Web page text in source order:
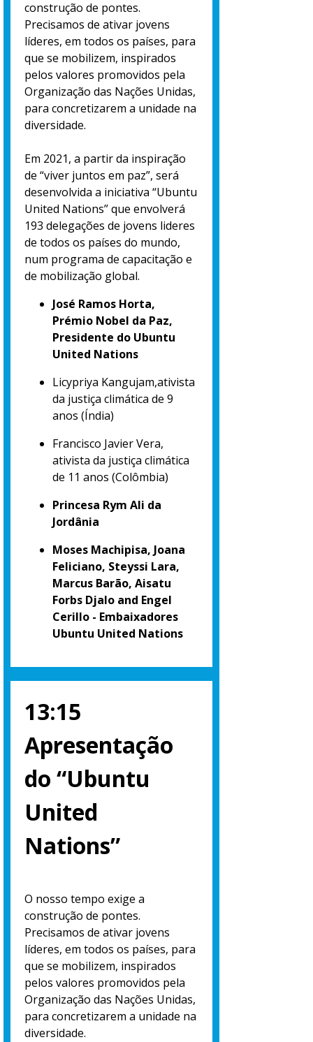
construção de pontes.
Precisamos de ativar jovens
líderes, em todos os países, para
que se mobilizem, inspirados
pelos valores promovidos pela
Organização das Nações Unidas,
para concretizarem a unidade na
diversidade.
Em 2021, a partir da inspiração
de “viver juntos em paz”, será
desenvolvida a iniciativa “Ubuntu
United Nations” que envolverá
193 delegações de jovens lideres
de todos os países do mundo,
num programa de capacitação e
de mobilização global.
José Ramos Horta,
Prémio Nobel da Paz,
Presidente do Ubuntu
United Nations
Licypriya Kangujam,ativista
da justiça climática de 9
anos (Índia)
Francisco Javier Vera,
ativista da justiça climática
de 11 anos (Colômbia)
Princesa Rym Ali da
Jordânia
Moses Machipisa, Joana
Feliciano, Steyssi Lara,
Marcus Barão, Aisatu
Forbs Djalo and Engel
Cerillo - Embaixadores
Ubuntu United Nations
13:15
Apresentação
do “Ubuntu
United
Nations”
O nosso tempo exige a
construção de pontes.
Precisamos de ativar jovens
líderes, em todos os países, para
que se mobilizem, inspirados
pelos valores promovidos pela
Organização das Nações Unidas,
para concretizarem a unidade na
diversidade.